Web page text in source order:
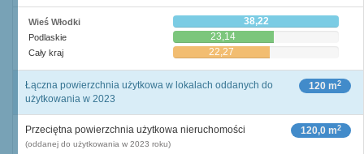
Wieś Włodki 38,22
Podlaskie 23,14
Cały kraj 22,27
120 m2
Łączna powierzchnia użytkowa w lokalach oddanych do
użytkowania w 2023
120,0 m2
Przeciętna powierzchnia użytkowa nieruchomości
(oddanej do użytkowania w 2023 roku)